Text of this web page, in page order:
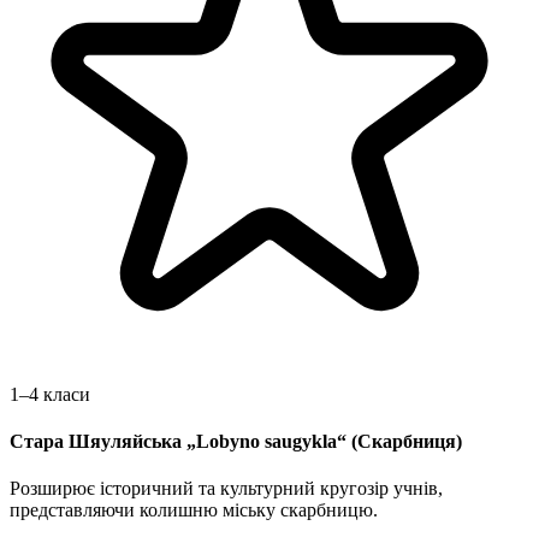
1–4 класи
Стара Шяуляйська „Lobyno saugykla“ (Скарбниця)
Розширює історичний та культурний кругозір учнів,
представляючи колишню міську скарбницю.